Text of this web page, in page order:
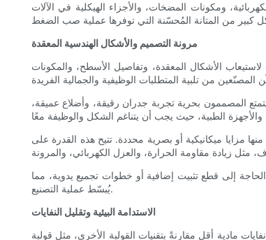
ومكونات المضخات، والأجزاء الهيكلية في الآلات
مرونة التصميم والأشكال الهندسية المعقدة
الأشكال المعقدة، وتفاصيل الأسطح، والمكونات
المصممون بحرية تجربة جدران رقيقة، وأضلاع عميقة،
مزايا ميكانيكية أو بصرية محددة. تتيح هذه القدرة على
إلى قطع تثبيت إضافية أو خطوات تجميع يدوية، مما
يُبسّط عملية التصنيع.
الاستدامة البيئية وتقليل النفايات
مادية أقل مقارنةً بتقنيات القولبة الأخرى، مثل قولبة